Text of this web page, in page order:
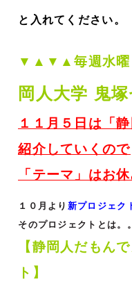
と入れてください。
▼▲▼▲毎週水
岡人大学 鬼塚
１１月５日は「
紹介していくので
「テーマ」はお
１０月より 新プロジェク
そのプロジェクトとは。
【静岡人だもん
ト】